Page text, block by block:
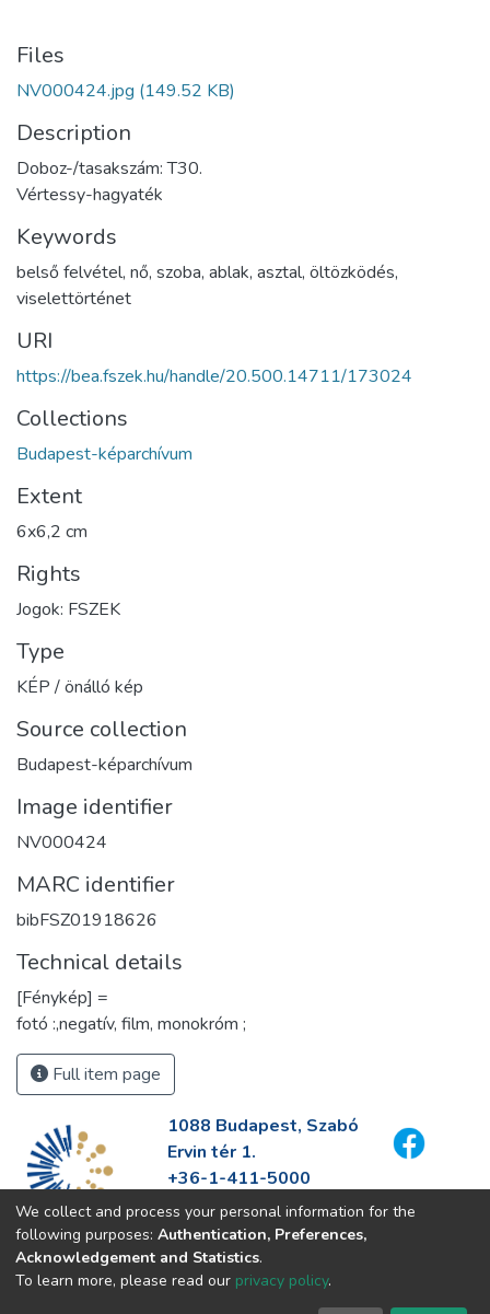
Files
NV000424.jpg (149.52 KB)
Description
Doboz-/tasakszám: T30.
Vértessy-hagyaték
Keywords
belső felvétel, nő, szoba, ablak, asztal, öltözködés,
viselettörténet
URI
https://bea.fszek.hu/handle/20.500.14711/173024
Collections
Budapest-képarchívum
Extent
6x6,2 cm
Rights
Jogok: FSZEK
Type
KÉP / önálló kép
Source collection
Budapest-képarchívum
Image identifier
NV000424
MARC identifier
bibFSZ01918626
Technical details
[Fénykép] =
fotó :,negatív, film, monokróm ;
Full item page
1088 Budapest, Szabó
Ervin tér 1.
+36-1-411-5000
info@fszek.hu
https://fszek.hu
We collect and process your personal information for the
following purposes: Authentication, Preferences,
Acknowledgement and Statistics.
To learn more, please read our privacy policy.